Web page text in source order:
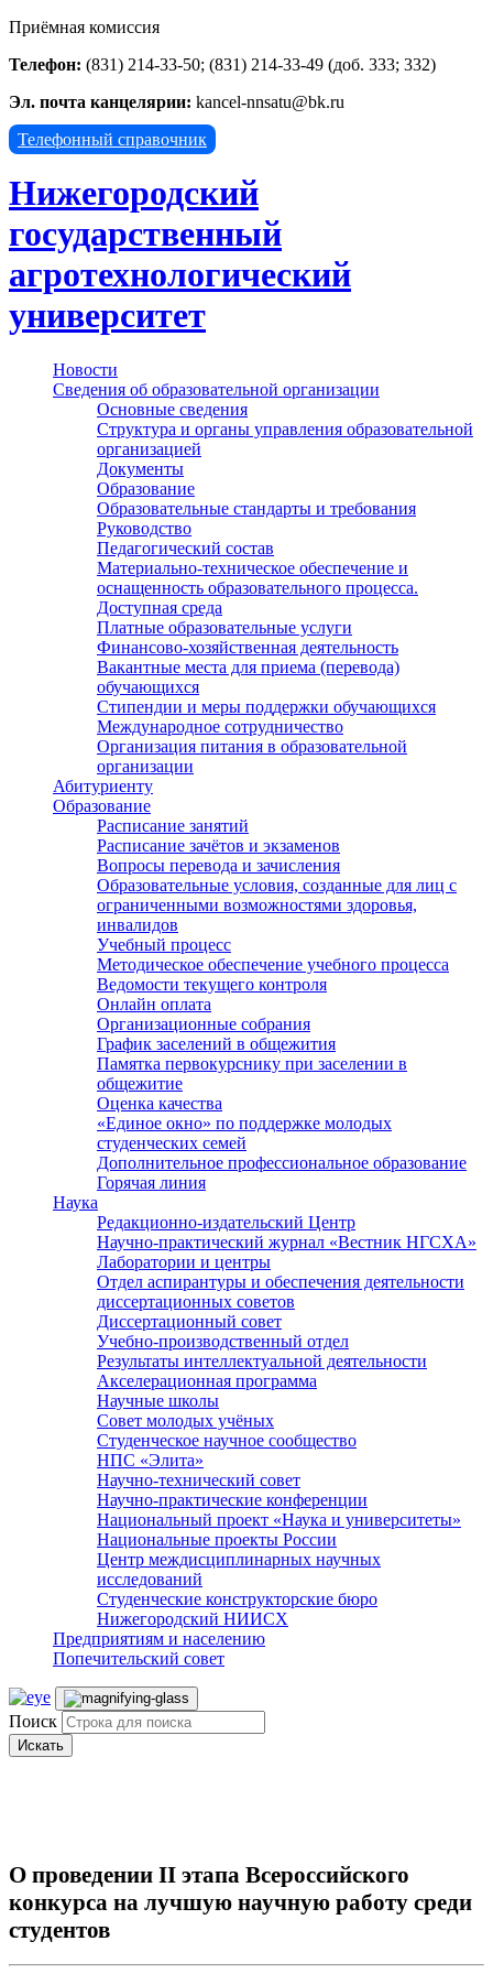
Приёмная комиссия
Телефон: (831) 214-33-50; (831) 214-33-49 (доб. 333; 332)
Эл. почта канцелярии: kancel-nnsatu@bk.ru
Телефонный справочник
Нижегородский
государственный
агротехнологический
университет
Новости
Сведения об образовательной организации
Основные сведения
Структура и органы управления образовательной
организацией
Документы
Образование
Образовательные стандарты и требования
Руководство
Педагогический состав
Материально-техническое обеспечение и
оснащенность образовательного процесса.
Доступная среда
Платные образовательные услуги
Финансово-хозяйственная деятельность
Вакантные места для приема (перевода)
обучающихся
Стипендии и меры поддержки обучающихся
Международное сотрудничество
Организация питания в образовательной
организации
Абитуриенту
Образование
Расписание занятий
Расписание зачётов и экзаменов
Вопросы перевода и зачисления
Образовательные условия, созданные для лиц с
ограниченными возможностями здоровья,
инвалидов
Учебный процесс
Методическое обеспечение учебного процесса
Ведомости текущего контроля
Онлайн оплата
Организационные собрания
График заселений в общежития
Памятка первокурснику при заселении в
общежитие
Оценка качества
«Единое окно» по поддержке молодых
студенческих семей
Дополнительное профессиональное образование
Горячая линия
Наука
Редакционно-издательский Центр
Научно-практический журнал «Вестник НГСХА»
Лаборатории и центры
Отдел аспирантуры и обеспечения деятельности
диссертационных советов
Диссертационный совет
Учебно-производственный отдел
Результаты интеллектуальной деятельности
Акселерационная программа
Научные школы
Совет молодых учёных
Студенческое научное сообщество
НПС «Элита»
Научно-технический совет
Научно-практические конференции
Национальный проект «Наука и университеты»
Национальные проекты России
Центр междисциплинарных научных
исследований
Студенческие конструкторские бюро
Нижегородский НИИСХ
Предприятиям и населению
Попечительский совет
Поиск
Искать
О проведении II этапа Всероссийского
конкурса на лучшую научную работу среди
студентов